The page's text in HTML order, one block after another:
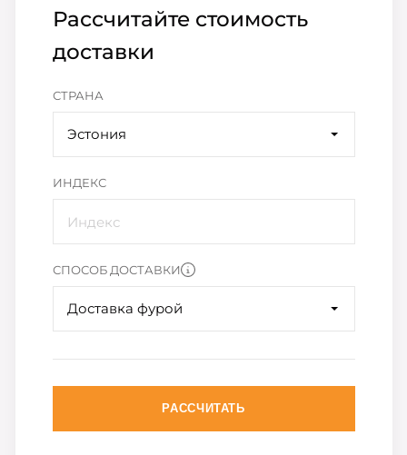
Рассчитайте стоимость
доставки
СТРАНА
Эстония
ИНДЕКС
СПОСОБ ДОСТАВКИ
Доставка фурой
РАССЧИТАТЬ